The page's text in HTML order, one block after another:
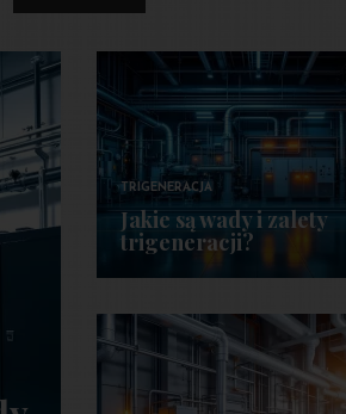
TRIGENERACJA
Jakie są wady i zalety
trigeneracji?